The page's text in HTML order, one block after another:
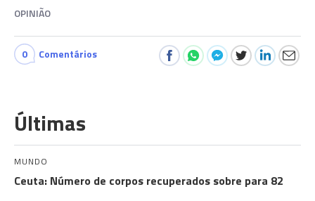
OPINIÃO
0 Comentários
Últimas
MUNDO
Ceuta: Número de corpos recuperados sobre para 82